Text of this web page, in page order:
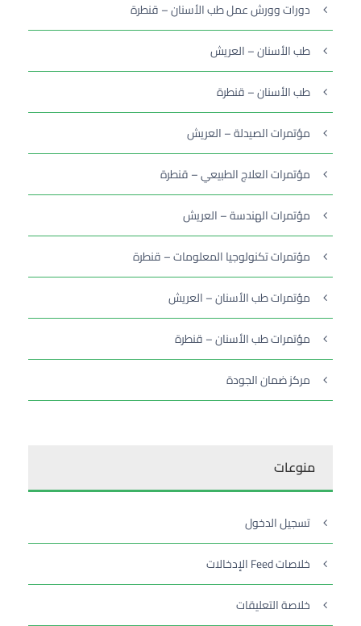
دورات وورش عمل طب الأسنان – قنطرة
طب الأسنان – العريش
طب الأسنان – قنطرة
مؤتمرات الصيدلة – العريش
مؤتمرات العلاج الطبيعي – قنطرة
مؤتمرات الهندسة – العريش
مؤتمرات تكنولوجيا المعلومات – قنطرة
مؤتمرات طب الأسنان – العريش
مؤتمرات طب الأسنان – قنطرة
مركز ضمان الجودة
منوعات
تسجيل الدخول
خلاصات Feed الإدخالات
خلاصة التعليقات